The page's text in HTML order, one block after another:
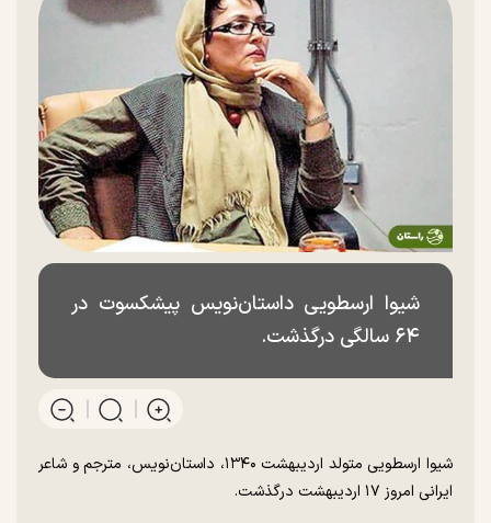
شیوا ارسطویی داستان‌نویس پیشکسوت در
۶۴ سالگی درگذشت.
شیوا ارسطویی متولد اردیبهشت ۱۳۴۰، داستان‌نویس، مترجم و شاعر
ایرانی امروز ۱۷ اردیبهشت درگذشت.